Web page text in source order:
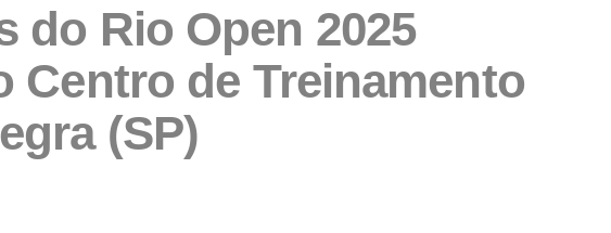
do Rio Open 2025
Centro de Treinamento
(SP)